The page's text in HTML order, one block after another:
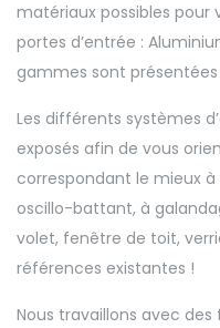
matériaux possibles
portes d’entrée :
gammes sont présentées
Les différents systèmes
exposés afin de vous
correspondant le mieux à
oscillo-battant, à
volet, fenêtre de toit,
références existantes !
Nous travaillons avec